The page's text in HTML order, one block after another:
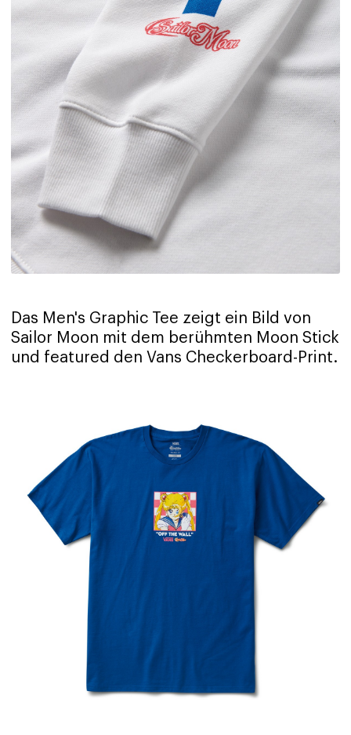
Das Men's Graphic Tee zeigt ein Bild von
Sailor Moon mit dem berühmten Moon Stick
und featured den Vans Checkerboard-Print.